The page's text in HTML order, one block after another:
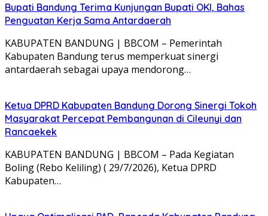
Bupati Bandung Terima Kunjungan Bupati OKI, Bahas
Penguatan Kerja Sama Antardaerah
KABUPATEN BANDUNG | BBCOM – Pemerintah
Kabupaten Bandung terus memperkuat sinergi
antardaerah sebagai upaya mendorong…
Ketua DPRD Kabupaten Bandung Dorong Sinergi Tokoh
Masyarakat Percepat Pembangunan di Cileunyi dan
Rancaekek
KABUPATEN BANDUNG | BBCOM – Pada Kegiatan
Boling (Rebo Keliling) ( 29/7/2026), Ketua DPRD
Kabupaten…